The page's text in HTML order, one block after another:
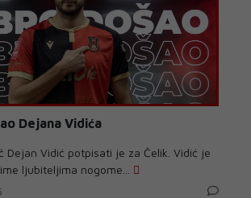
Dejana Vidića
Dejan Vidić potpisati je za Čelik. Vidić je
ljubiteljima nogome...